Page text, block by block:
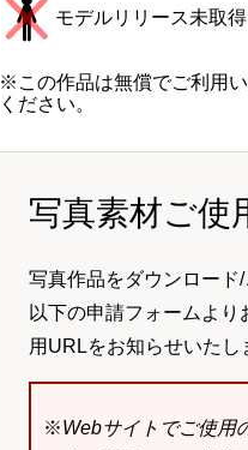
モデルリリース未取得
※この作品は無償でご利用
ください。
写真素材ご使
写真作品をダウンロード
以下の申請フォームよ
用URLをお知らせいたし
※Webサイトでご使用